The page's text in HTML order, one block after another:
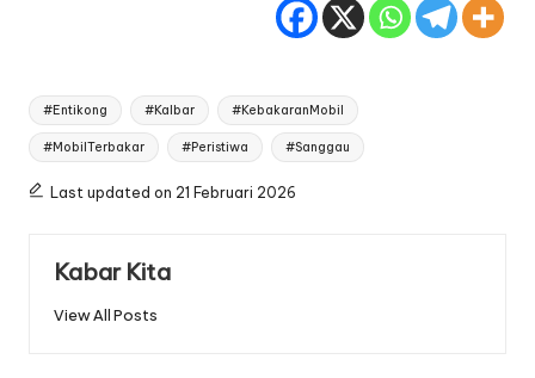
Tags:
#Entikong #Kalbar #KebakaranMobil
#MobilTerbakar #Peristiwa #Sanggau
Last updated on 21 Februari 2026
Kabar Kita
View All Posts